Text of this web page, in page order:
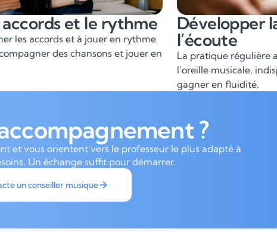
et le rythme
les accords et à jouer en rythme
des chansons et jouer en
Développer
l’écoute
La pratique régulière
l’oreille musicale,
gagner en fluidité.
?
et vous orientent vers le professeur le plus adapté à
Un échange suffit pour démarrer.
un conseiller musique